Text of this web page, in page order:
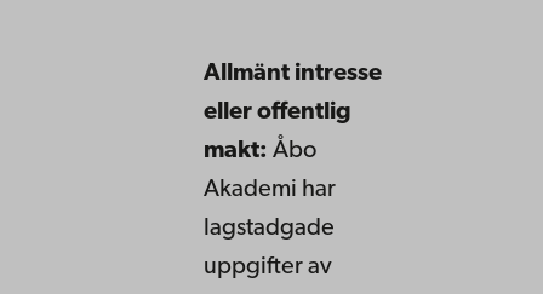
Allmänt intresse
eller offentlig
makt: Åbo
Akademi har
lagstadgade
uppgifter av